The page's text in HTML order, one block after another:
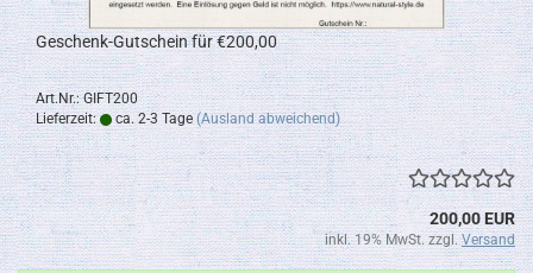
Geschenk-Gutschein für €200,00
Art.Nr.: GIFT200
Lieferzeit:
ca. 2-3 Tage (Ausland abweichend)
200,00 EUR
inkl. 19% MwSt. zzgl.Versand